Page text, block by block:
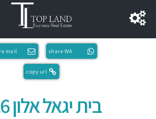
share WA
mail
copy url
בית יגאל אלון 126